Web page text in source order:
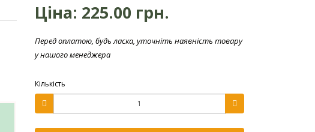
Ціна: 225.00 грн.
Перед оплатою, будь ласка, уточніть наявність товару
у нашого менеджера
Кількість